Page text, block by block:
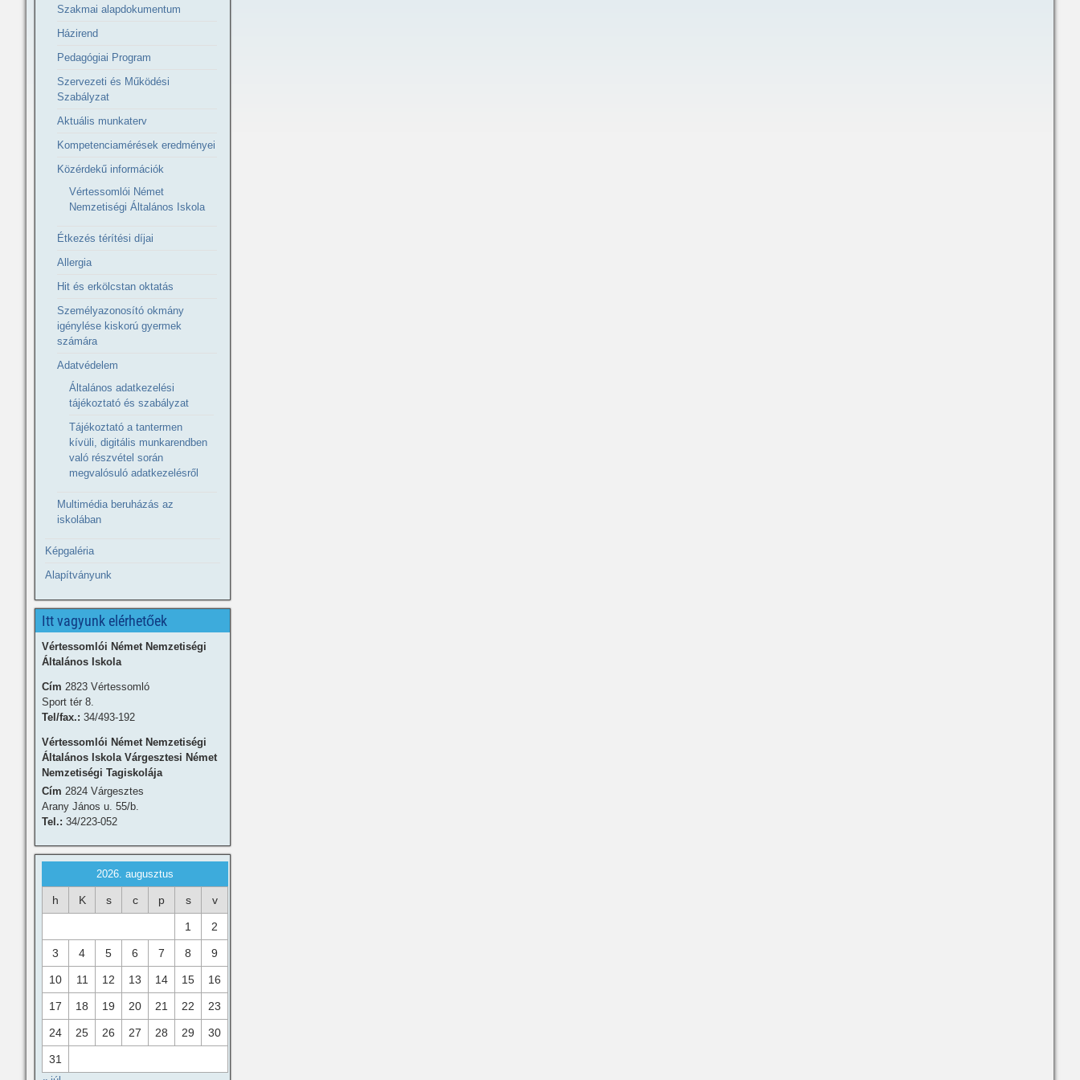
Szakmai alapdokumentum
Házirend
Pedagógiai Program
Szervezeti és Működési
Szabályzat
Aktuális munkaterv
Kompetenciamérések eredményei
Közérdekű információk
Vértessomlói Német
Nemzetiségi Általános Iskola
Étkezés térítési díjai
Allergia
Hit és erkölcstan oktatás
Személyazonosító okmány
igénylése kiskorú gyermek
számára
Adatvédelem
Általános adatkezelési
tájékoztató és szabályzat
Tájékoztató a tantermen
kívüli, digitális munkarendben
való részvétel során
megvalósuló adatkezelésről
Multimédia beruházás az
iskolában
Képgaléria
Alapítványunk
Itt vagyunk elérhetőek
Vértessomlói Német Nemzetiségi
Általános Iskola
Cím 2823 Vértessomló
Sport tér 8.
Tel/fax.: 34/493-192
Vértessomlói Német Nemzetiségi
Általános Iskola Várgesztesi Német
Nemzetiségi Tagiskolája
Cím 2824 Várgesztes
Arany János u. 55/b.
Tel.: 34/223-052
2026. augusztus
h K s c p s v
1 2
3 4 5 6 7 8 9
10 11 12 13 14 15 16
17 18 19 20 21 22 23
24 25 26 27 28 29 30
31